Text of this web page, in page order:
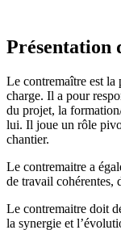
Présentation
Le contremaître est la
charge. Il a pour
du projet, la
lui. Il joue un rôle
chantier.
Le contremaitre a
de travail cohérentes,
Le contremaitre doit
la synergie et